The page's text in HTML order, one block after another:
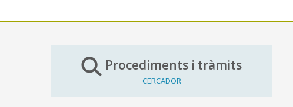
Procediments i tràmits
CERCADOR